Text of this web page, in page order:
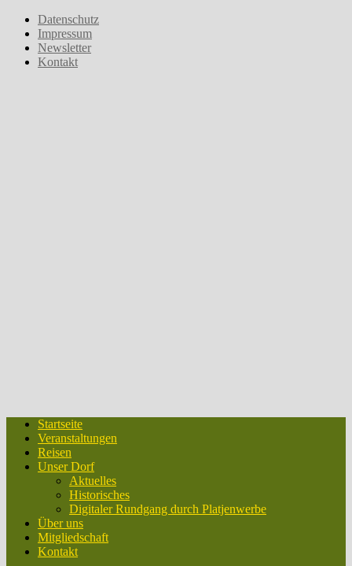
Zum
Inhalt
springen
Datenschutz
Impressum
Newsletter
Kontakt
Startseite
Veranstaltungen
Reisen
Unser Dorf
Aktuelles
Historisches
Digitaler Rundgang durch Platjenwerbe
Über uns
Mitgliedschaft
Kontakt